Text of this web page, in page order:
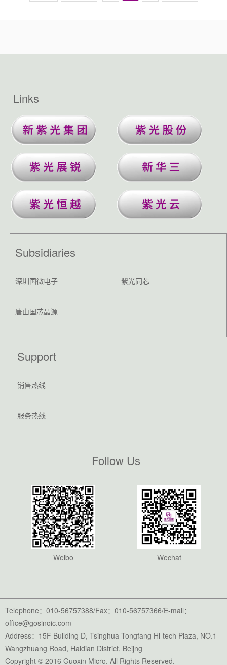
Links
Subsidiaries
深圳国微电子 紫光同芯
唐山国芯晶源
Support
销售热线
服务热线
Follow Us
Weibo Wechat
Telephone：010-56757388/Fax：010-56757366/E-mail：
office@gosinoic.com
Address：15F Building D, Tsinghua Tongfang Hi-tech Plaza, NO.1
Wangzhuang Road, Haidian District, Beijng
Copyright © 2016 Guoxin Micro. All Rights Reserved.